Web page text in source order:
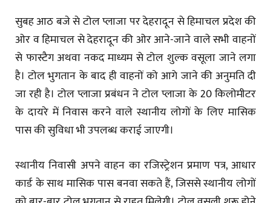
सुबह आठ बजे से टोल प्लाजा पर देहरादून से हिमाचल प्रदेश की
ओर व हिमाचल से देहरादून की ओर आने-जाने वाले सभी वाहनों
से फास्टैग अथवा नकद माध्यम से टोल शुल्क वसूला जाने लगा
है। टोल भुगतान के बाद ही वाहनों को आगे जाने की अनुमति दी
जा रही है। टोल प्लाजा प्रबंधन ने टोल प्लाजा के 20 किलोमीटर
के दायरे में निवास करने वाले स्थानीय लोगों के लिए मासिक
पास की सुविधा भी उपलब्ध कराई जाएगी।
स्थानीय निवासी अपने वाहन का रजिस्ट्रेशन प्रमाण पत्र, आधार
कार्ड के साथ मासिक पास बनवा सकते हैं, जिससे स्थानीय लोगों